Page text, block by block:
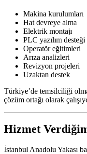
Makina kurulumları
Hat devreye alma
Elektrik montajı
PLC yazılım desteği
Operatör eğitimleri
Arıza analizleri
Revizyon projeleri
Uzaktan destek
Türkiye’de temsilciliği
çözüm ortağı olarak
Hizmet
İstanbul Anadolu Yakası